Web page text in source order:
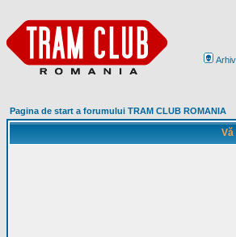
Pagina de start a forumului TRAM CLUB ROMANIA
Vă